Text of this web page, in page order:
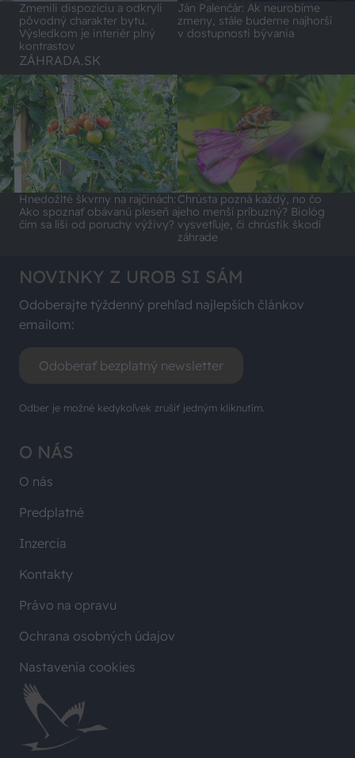
Zmenili dispozíciu a odkryli
pôvodný charakter bytu.
Výsledkom je interiér plný
kontrastov
Ján Palenčár: Ak neurobíme
zmeny, stále budeme najhorší
v dostupnosti bývania
ZÁHRADA.SK
Hnedožlté škvrny na rajčinách:
Ako spoznať obávanú pleseň a
čím sa líši od poruchy výživy?
Chrústa pozná každý, no čo
jeho menší príbuzný? Biológ
vysvetľuje, či chrústik škodí
záhrade
O NÁS
O nás
Predplatné
Inzercia
Kontakty
Právo na opravu
Ochrana osobných údajov
Nastavenia cookies
NOVINKY Z UROB SI SÁM
Odoberajte týždenný prehľad najlepších článkov
emailom:
Odoberať bezplatný newsletter
Odber je možné kedykoľvek zrušiť jedným kliknutím.